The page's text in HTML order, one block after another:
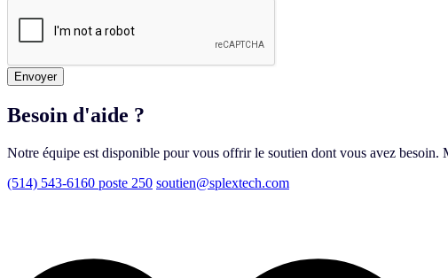
Envoyer
Besoin d'aide ?
Notre équipe est disponible pour vous offrir le soutien dont vous avez
(514) 543-6160 poste 250 soutien@splextech.com